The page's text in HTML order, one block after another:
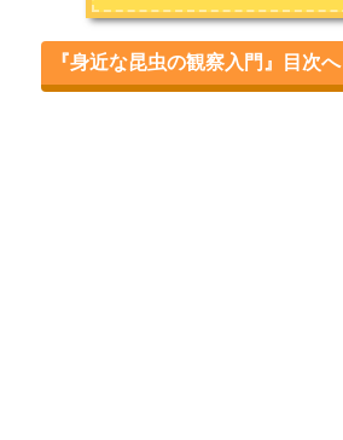
昆虫たちの【冬】の越し方
『身近な昆虫の観察入門』目次へ